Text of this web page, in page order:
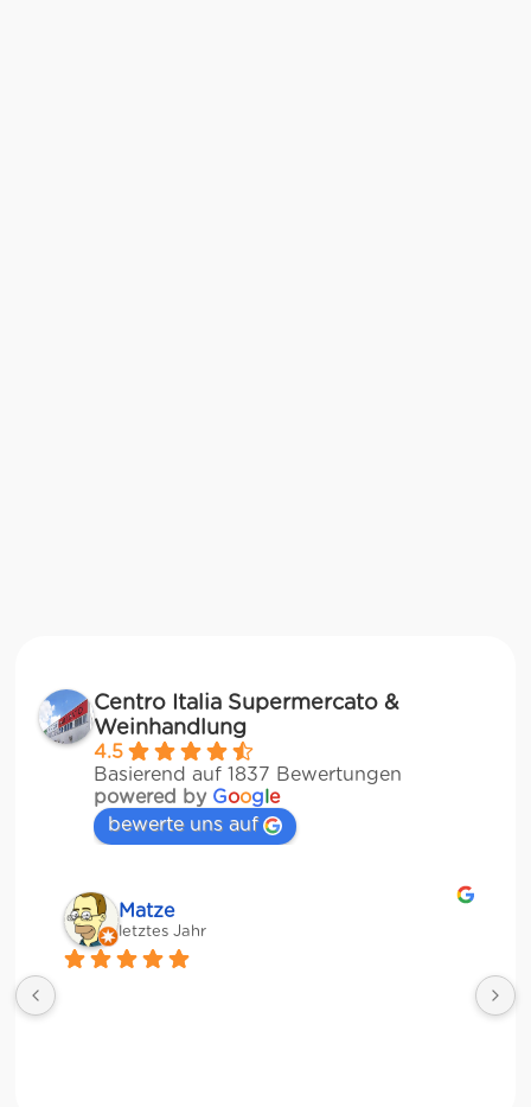
Centro Italia Supermercato &
Weinhandlung
4.5
Basierend auf 1837 Bewertungen
powered by Google
bewerte uns auf
Matze
letztes Jahr